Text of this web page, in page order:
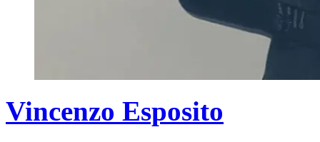
Vincenzo Esposito